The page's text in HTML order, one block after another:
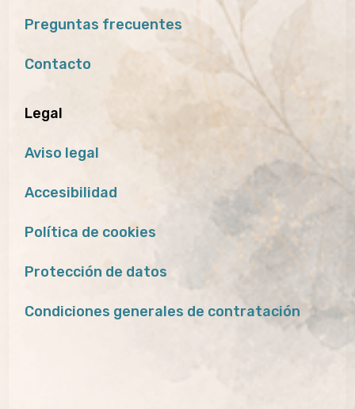
Preguntas frecuentes
Contacto
Legal
Aviso legal
Accesibilidad
Política de cookies
Protección de datos
Condiciones generales de contratación